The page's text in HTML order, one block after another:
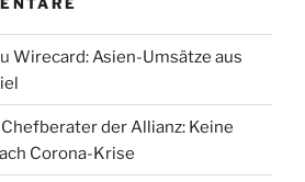
Wirecard: Asien-Umsätze aus
Chefberater der Allianz: Keine
Corona-Krise